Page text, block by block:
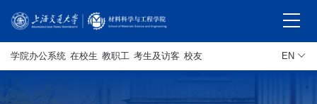
学院办公系统 在校生 教职工 考生及访客 校友 EN